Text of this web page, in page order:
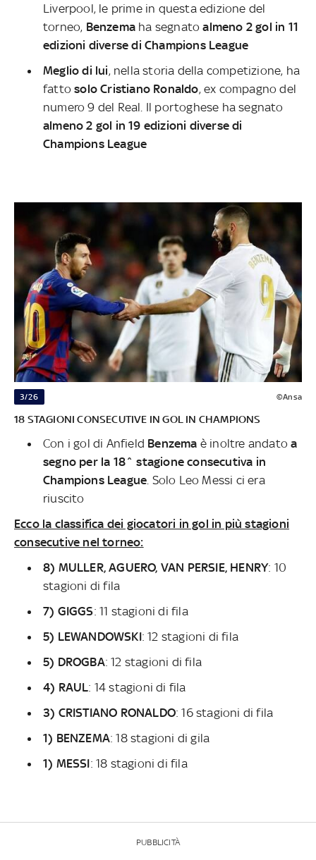
Liverpool, le prime in questa edizione del
torneo, Benzema ha segnatoalmeno 2 gol in 11
edizioni diverse di Champions League
Meglio di lui, nella storia della competizione, ha
fattosolo Cristiano Ronaldo, ex compagno del
numero 9 del Real. Il portoghese ha segnato
almeno 2 gol in 19 edizioni diverse di
Champions League
3/26 ©Ansa
18 STAGIONI CONSECUTIVE IN GOL IN CHAMPIONS
Con i gol di Anfield Benzema è inoltre andatoa
segno per la 18^ stagione consecutiva in
Champions League . Solo Leo Messi ci era
riuscito
Ecco la classifica dei giocatori in gol in più stagioni
consecutive nel torneo:
8) MULLER, AGUERO, VAN PERSIE, HENRY: 10
stagioni di fila
7) GIGGS: 11 stagioni di fila
5) LEWANDOWSKI: 12 stagioni di fila
5) DROGBA: 12 stagioni di fila
4) RAUL: 14 stagioni di fila
3) CRISTIANO RONALDO: 16 stagioni di fila
1) BENZEMA: 18 stagioni di gila
1) MESSI: 18 stagioni di fila
PUBBLICITÀ